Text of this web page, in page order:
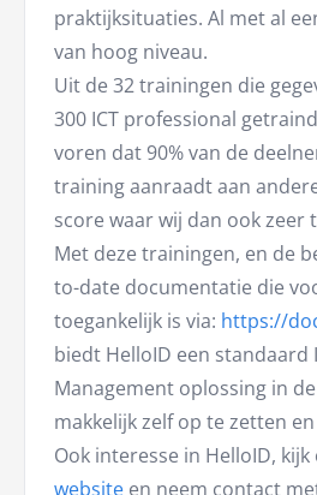
praktijksituaties. Al met al
van hoog niveau.
Uit de 32 trainingen die
300 ICT professional
voren dat 90% van de
training aanraadt aan
score waar wij dan ook zeer
Met deze trainingen, en de
to-date documentatie die
toegankelijk is via: https://
biedt HelloID een standaard
Management oplossing in
makkelijk zelf op te zetten
Ook interesse in HelloID, kijk
website en neem contact